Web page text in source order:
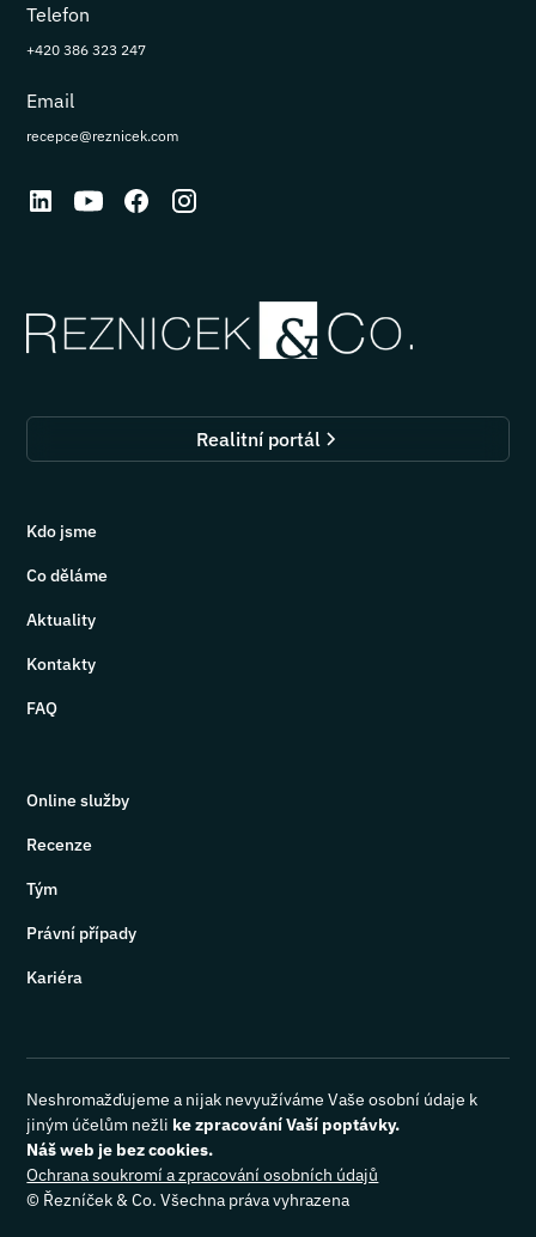
Telefon
+420 386 323 247
Email
recepce@reznicek.com
Realitní portál
Kdo jsme
Co děláme
Aktuality
Kontakty
FAQ
Online služby
Recenze
Tým
Právní případy
Kariéra
© Řezníček & Co. Všechna práva vyhrazena
Ochrana soukromí a zpracování osobních údajů
Neshromažďujeme a nijak nevyužíváme Vaše osobní údaje k
jiným účelům nežli ke zpracování Vaší poptávky.
Náš web je bez cookies.